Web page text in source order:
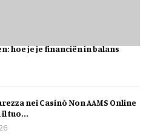
hoe je je financiën in balans
nei Casinò Non AAMS Online
il tuo...